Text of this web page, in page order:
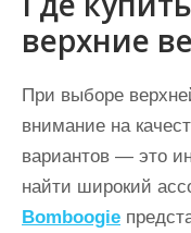
верхние
При выборе
внимание на
вариантов — это
найти широкий
Bomboogie